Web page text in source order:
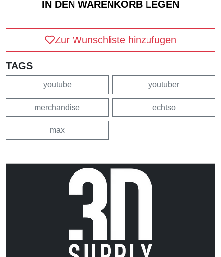
Zur Wunschliste hinzufügen
TAGS
youtube youtuber
merchandise echtso
max